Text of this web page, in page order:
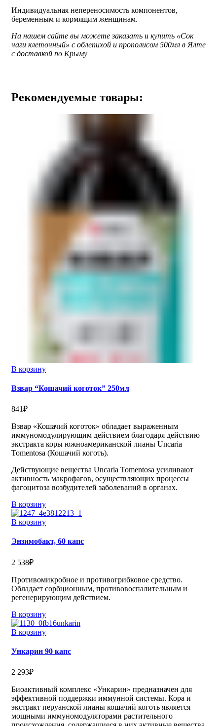
Индивидуальная непереносимость компонентов,
беременным и кормящим женщинам.
На нашем сайте вы можете заказать и купить «Сок
чаги клеточный» с облепихой и прополисом 500мл в Ялте
с доставкой по Крыму
Рекомендуемые товары:
В корзину
Взвар “Кошачий коготок” 250мл
841₽
Взвар «Кошачий коготок» обладает выраженным
иммуномодулирующим действием благодаря действию
экстракта коры южноамериканской лианы Uncaria
Tomentosa (Кошачий коготь).
Действующие вещества Uncaria Tomentosa усиливают
активность макрофагов, осуществляющих процессы
фагоцитоза возбудителей заболеваний в органах.
В корзину
В корзину
Энзимобакт, 60 капс
2 538₽
Противомикробное и противогрибковое средство.
Обладает сорбционным, противовоспалительным и
регенерирующим действием.
В корзину
В корзину
Ункарин 90 капс
2 293₽
Биоактивный комплекс «Ункарин» предназначен для
эффективной поддержки иммунной системы. Кора и
экстракт перуанской лианы кошачий коготь является
мощными иммуномодуляторами растительного